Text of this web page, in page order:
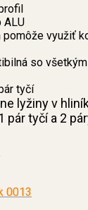
ALU
pomôže využiť
so
tyčí
lyžiny v
pár tyčí a 2
0013